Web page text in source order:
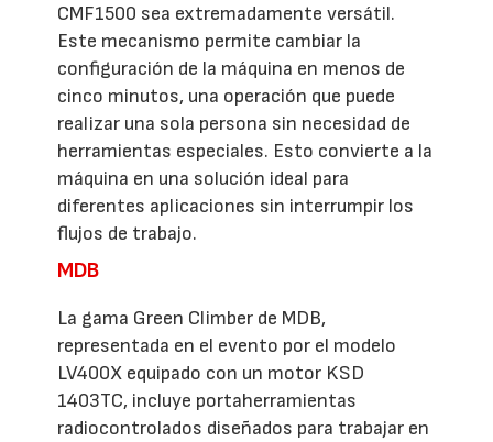
CMF1500 sea extremadamente versátil.
Este mecanismo permite cambiar la
configuración de la máquina en menos de
cinco minutos, una operación que puede
realizar una sola persona sin necesidad de
herramientas especiales. Esto convierte a la
máquina en una solución ideal para
diferentes aplicaciones sin interrumpir los
flujos de trabajo.
MDB
La gama Green Climber de MDB,
representada en el evento por el modelo
LV400X equipado con un motor KSD
1403TC, incluye portaherramientas
radiocontrolados diseñados para trabajar en